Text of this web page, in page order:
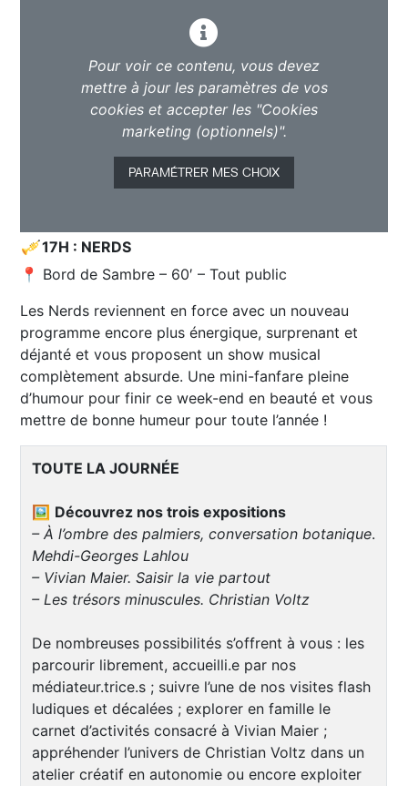
Pour voir ce contenu, vous devez
mettre à jour les paramètres de vos
cookies et accepter les "Cookies
marketing (optionnels)".
PARAMÉTRER MES CHOIX
🎺17H : NERDS
📍 Bord de Sambre – 60′ – Tout public
Les Nerds reviennent en force avec un nouveau
programme encore plus énergique, surprenant et
déjanté et vous proposent un show musical
complètement absurde. Une mini-fanfare pleine
d’humour pour finir ce week-end en beauté et vous
mettre de bonne humeur pour toute l’année !
TOUTE LA JOURNÉE
🖼️ Découvrez nos trois expositions
– À l’ombre des palmiers, conversation botanique.
Mehdi-Georges Lahlou
– Vivian Maier. Saisir la vie partout
– Les trésors minuscules. Christian Voltz
De nombreuses possibilités s’offrent à vous : les
parcourir librement, accueilli.e par nos
médiateur.trice.s ; suivre l’une de nos visites flash
ludiques et décalées ; explorer en famille le
carnet d’activités consacré à Vivian Maier ;
appréhender l’univers de Christian Voltz dans un
atelier créatif en autonomie ou encore exploiter